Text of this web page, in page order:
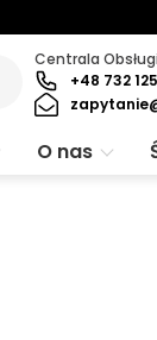
Centrala
+48 732
O nas